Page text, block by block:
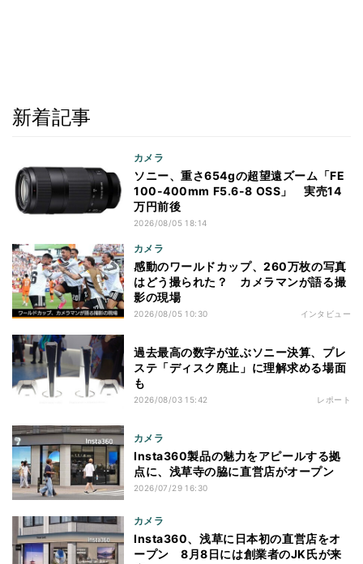
新着記事
カメラ
ソニー、重さ654gの超望遠ズーム「FE
100-400mm F5.6-8 OSS」 実売14
万円前後
2026/08/05 18:14
カメラ
感動のワールドカップ、260万枚の写真
はどう撮られた？ カメラマンが語る撮
影の現場
2026/08/05 10:30 インタビュー
過去最高の数字が並ぶソニー決算、プレ
ステ「ディスク廃止」に理解求める場面
も
2026/08/03 15:42 レポート
カメラ
Insta360製品の魅力をアピールする拠
点に、浅草寺の脇に直営店がオープン
2026/07/29 16:30
カメラ
Insta360、浅草に日本初の直営店をオ
ープン 8月8日には創業者のJK氏が来